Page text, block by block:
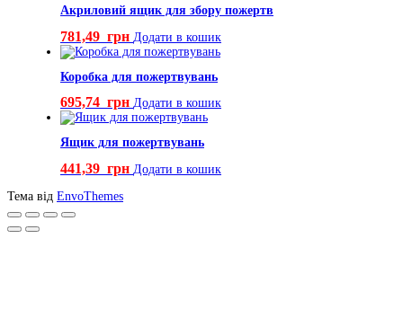
Акриловий ящик для збору пожертв
781,49 грн Додати в кошик
Коробка для пожертвувань
695,74 грн Додати в кошик
Ящик для пожертвувань
441,39 грн Додати в кошик
Тема від EnvoThemes